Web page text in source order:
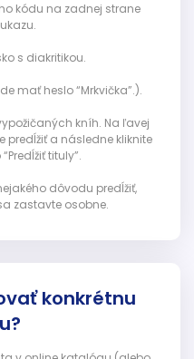
kódu na zadnej strane
s diakritikou.
mať heslo “Mrkvička”.).
kníh. Na ľavej
predĺžiť a následne kliknite
tituly”.
dôvodu predĺžiť,
zastavte osobne.
konkrétnu